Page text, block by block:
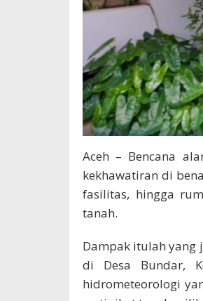
Aceh – Bencana
kekhawatiran di
fasilitas, hingga
tanah.
Dampak itulah yang
di Desa Bundar,
hidrometeorologi